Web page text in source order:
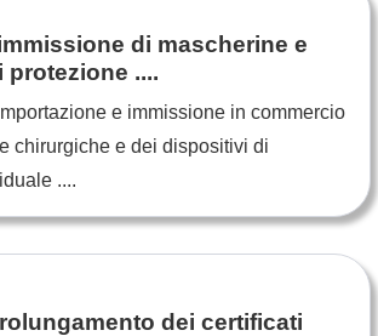
di mascherine e
....
e immissione in commercio
chirurgiche e dei dispositivi di
....
dei certificati